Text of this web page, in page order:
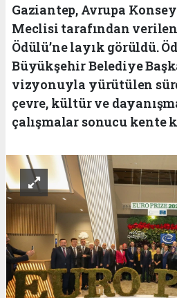
Gaziantep, Avrupa
Meclisi tarafından verilen
Ödülü’ne layık görüldü.
Büyükşehir Belediye
vizyonuyla yürütülen
çevre, kültür ve
çalışmalar sonucu kente